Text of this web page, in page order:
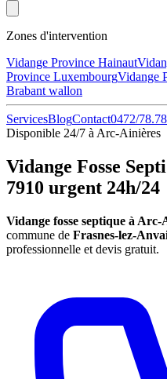
Zones d'intervention
Vidange Province Hainaut
Province LuxembourgVidange
Brabant wallon
ServicesBlogContact0472/
Disponible 24/7 à Arc-Ainières
Vidange Fosse
7910 urgent 24h/24
Vidange fosse septique à Arc-
commune de Frasnes-lez-
professionnelle et devis gratuit.